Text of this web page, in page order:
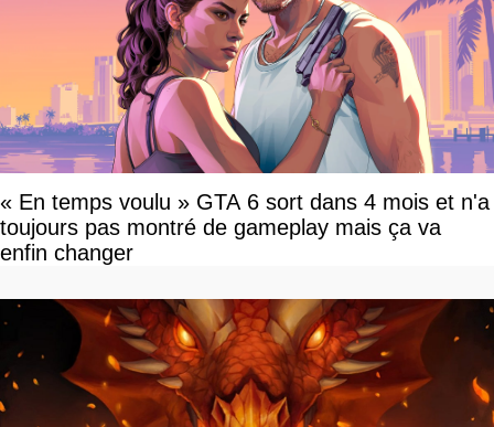
« En temps voulu » GTA 6 sort dans 4 mois et n'a
toujours pas montré de gameplay mais ça va
enfin changer